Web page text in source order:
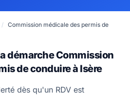
/ Commission médicale des permis de
démarche Commission
de conduire à Isère
dès qu'un RDV est